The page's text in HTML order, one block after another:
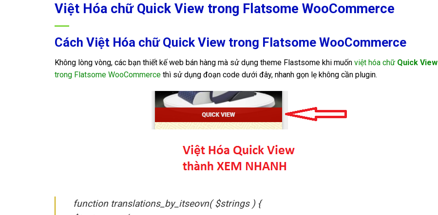
Việt Hóa chữ Quick View trong Flatsome WooCommerce
Cách Việt Hóa chữ Quick View trong Flatsome WooCommerce
Không lòng vòng, các bạn thiết kế web bán hàng mà sử dụng theme Flastsome khi muốn việt hóa chữ Quick View
trong Flatsome WooCommerce thì sử dụng đoạn code dưới đây, nhanh gọn lẹ không cần plugin.
function translations_by_itseovn( $strings ) {